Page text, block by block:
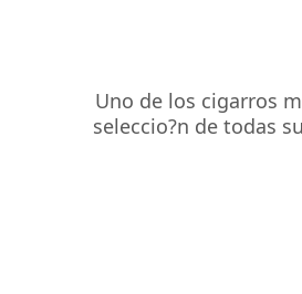
Uno de los cigarros
seleccio?n de todas